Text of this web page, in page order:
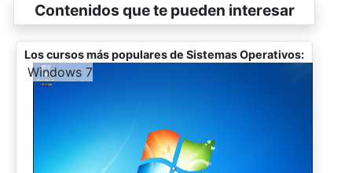
Contenidos que te pueden interesar
Los cursos más populares de Sistemas Operativos:
-
Windows 7